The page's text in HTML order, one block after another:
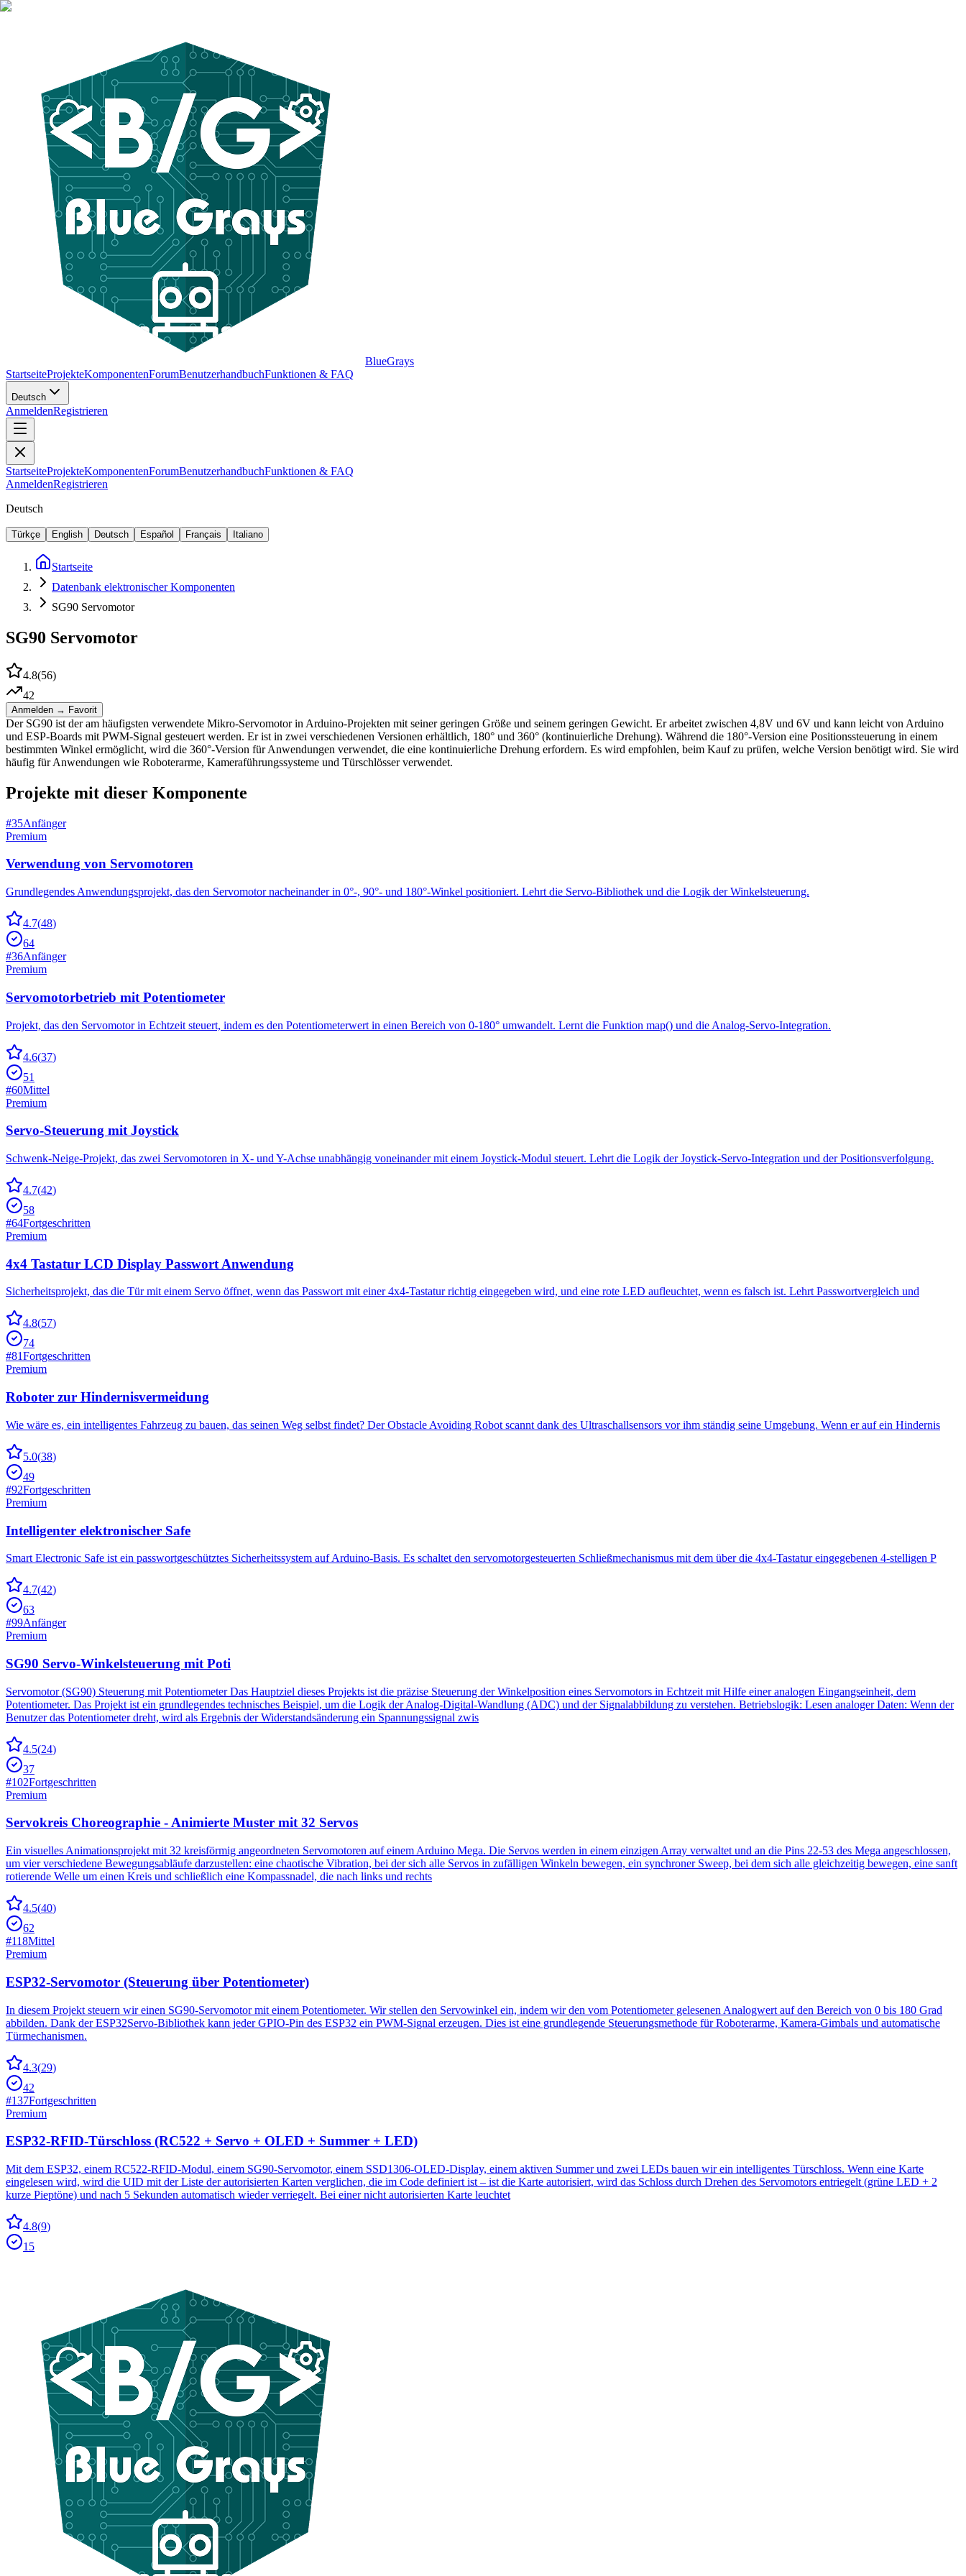
BlueGrays
StartseiteProjekteKomponentenForumBenutzerhandbuchFunktionen & FAQ
Deutsch
AnmeldenRegistrieren
StartseiteProjekteKomponentenForumBenutzerhandbuchFunktionen & FAQ
AnmeldenRegistrieren
Deutsch
Türkçe English Deutsch Español Français Italiano
Startseite
Datenbank elektronischer Komponenten
SG90 Servomotor
SG90 Servomotor
4.8(56)
42
Anmelden → Favorit
Der SG90 ist der am häufigsten verwendete Mikro-Servomotor in Arduino-Projekten mit seiner geringen Größe und seinem geringen Gewicht. Er arbeitet zwischen 4,8V und 6V und kann leicht von Arduino
und ESP-Boards mit PWM-Signal gesteuert werden. Er ist in zwei verschiedenen Versionen erhältlich, 180° und 360° (kontinuierliche Drehung). Während die 180°-Version eine Positionssteuerung in einem
bestimmten Winkel ermöglicht, wird die 360°-Version für Anwendungen verwendet, die eine kontinuierliche Drehung erfordern. Es wird empfohlen, beim Kauf zu prüfen, welche Version benötigt wird. Sie wird
häufig für Anwendungen wie Roboterarme, Kameraführungssysteme und Türschlösser verwendet.
Projekte mit dieser Komponente
#35Anfänger
Premium
Verwendung von Servomotoren
Grundlegendes Anwendungsprojekt, das den Servomotor nacheinander in 0°-, 90°- und 180°-Winkel positioniert. Lehrt die Servo-Bibliothek und die Logik der Winkelsteuerung.
4.7(48)
64
#36Anfänger
Premium
Servomotorbetrieb mit Potentiometer
Projekt, das den Servomotor in Echtzeit steuert, indem es den Potentiometerwert in einen Bereich von 0-180° umwandelt. Lernt die Funktion map() und die Analog-Servo-Integration.
4.6(37)
51
#60Mittel
Premium
Servo-Steuerung mit Joystick
Schwenk-Neige-Projekt, das zwei Servomotoren in X- und Y-Achse unabhängig voneinander mit einem Joystick-Modul steuert. Lehrt die Logik der Joystick-Servo-Integration und der Positionsverfolgung.
4.7(42)
58
#64Fortgeschritten
Premium
4x4 Tastatur LCD Display Passwort Anwendung
Sicherheitsprojekt, das die Tür mit einem Servo öffnet, wenn das Passwort mit einer 4x4-Tastatur richtig eingegeben wird, und eine rote LED aufleuchtet, wenn es falsch ist. Lehrt Passwortvergleich und
4.8(57)
74
#81Fortgeschritten
Premium
Roboter zur Hindernisvermeidung
Wie wäre es, ein intelligentes Fahrzeug zu bauen, das seinen Weg selbst findet? Der Obstacle Avoiding Robot scannt dank des Ultraschallsensors vor ihm ständig seine Umgebung. Wenn er auf ein Hindernis
5.0(38)
49
#92Fortgeschritten
Premium
Intelligenter elektronischer Safe
Smart Electronic Safe ist ein passwortgeschütztes Sicherheitssystem auf Arduino-Basis. Es schaltet den servomotorgesteuerten Schließmechanismus mit dem über die 4x4-Tastatur eingegebenen 4-stelligen P
4.7(42)
63
#99Anfänger
Premium
SG90 Servo-Winkelsteuerung mit Poti
Servomotor (SG90) Steuerung mit Potentiometer Das Hauptziel dieses Projekts ist die präzise Steuerung der Winkelposition eines Servomotors in Echtzeit mit Hilfe einer analogen Eingangseinheit, dem
Potentiometer. Das Projekt ist ein grundlegendes technisches Beispiel, um die Logik der Analog-Digital-Wandlung (ADC) und der Signalabbildung zu verstehen. Betriebslogik: Lesen analoger Daten: Wenn der
Benutzer das Potentiometer dreht, wird als Ergebnis der Widerstandsänderung ein Spannungssignal zwis
4.5(24)
37
#102Fortgeschritten
Premium
Servokreis Choreographie - Animierte Muster mit 32 Servos
Ein visuelles Animationsprojekt mit 32 kreisförmig angeordneten Servomotoren auf einem Arduino Mega. Die Servos werden in einem einzigen Array verwaltet und an die Pins 22-53 des Mega angeschlossen,
um vier verschiedene Bewegungsabläufe darzustellen: eine chaotische Vibration, bei der sich alle Servos in zufälligen Winkeln bewegen, ein synchroner Sweep, bei dem sich alle gleichzeitig bewegen, eine sanft
rotierende Welle um einen Kreis und schließlich eine Kompassnadel, die nach links und rechts
4.5(40)
62
#118Mittel
Premium
ESP32-Servomotor (Steuerung über Potentiometer)
In diesem Projekt steuern wir einen SG90-Servomotor mit einem Potentiometer. Wir stellen den Servowinkel ein, indem wir den vom Potentiometer gelesenen Analogwert auf den Bereich von 0 bis 180 Grad
abbilden. Dank der ESP32Servo-Bibliothek kann jeder GPIO-Pin des ESP32 ein PWM-Signal erzeugen. Dies ist eine grundlegende Steuerungsmethode für Roboterarme, Kamera-Gimbals und automatische
Türmechanismen.
4.3(29)
42
#137Fortgeschritten
Premium
ESP32-RFID-Türschloss (RC522 + Servo + OLED + Summer + LED)
Mit dem ESP32, einem RC522-RFID-Modul, einem SG90-Servomotor, einem SSD1306-OLED-Display, einem aktiven Summer und zwei LEDs bauen wir ein intelligentes Türschloss. Wenn eine Karte
eingelesen wird, wird die UID mit der Liste der autorisierten Karten verglichen, die im Code definiert ist – ist die Karte autorisiert, wird das Schloss durch Drehen des Servomotors entriegelt (grüne LED + 2
kurze Pieptöne) und nach 5 Sekunden automatisch wieder verriegelt. Bei einer nicht autorisierten Karte leuchtet
4.8(9)
15